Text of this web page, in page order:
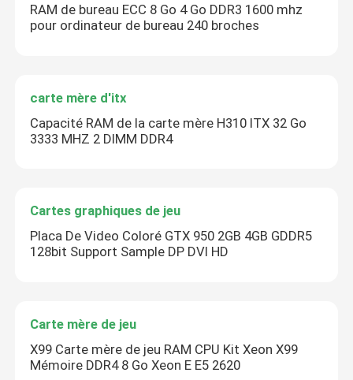
RAM de bureau ECC 8 Go 4 Go DDR3 1600 mhz
pour ordinateur de bureau 240 broches
carte mère d'itx
Capacité RAM de la carte mère H310 ITX 32 Go
3333 MHZ 2 DIMM DDR4
Cartes graphiques de jeu
Placa De Video Coloré GTX 950 2GB 4GB GDDR5
128bit Support Sample DP DVI HD
Carte mère de jeu
X99 Carte mère de jeu RAM CPU Kit Xeon X99
Mémoire DDR4 8 Go Xeon E E5 2620